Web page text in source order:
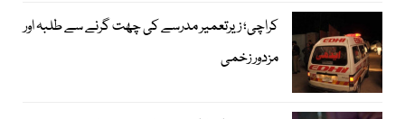
کراچی؛ زیرتعمیر مدرسے کی چھت گرنے سے طلبہ اور
مزدور زخمی